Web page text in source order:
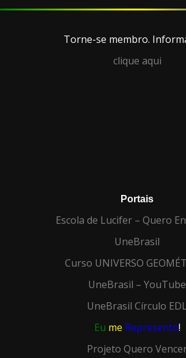
Torne-se membro.
clique aqui
Portais
Escola de Lucifer – Quero
UneBrasil
Curso UNIVERSO
UneBrasil – YouTube
UneBrasil Círculo EDL
Eu me Represento!
Projeto Quero